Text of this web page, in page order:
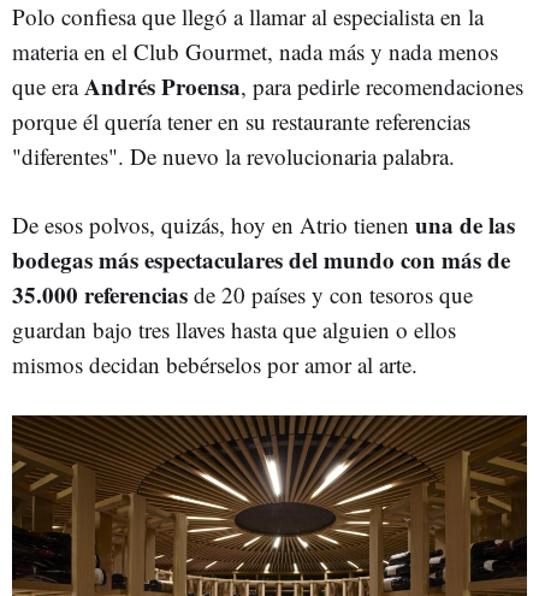
Polo confiesa que llegó a llamar al especialista en la
materia en el Club Gourmet, nada más y nada menos
que eraAndrés Proensa, para pedirle recomendaciones
porque él quería tener en su restaurante referencias
"diferentes". De nuevo la revolucionaria palabra.
De esos polvos, quizás, hoy en Atrio tienen una de las
bodegas más espectaculares del mundo con más de
35.000 referencias de 20 países y con tesoros que
guardan bajo tres llaves hasta que alguien o ellos
mismos decidan bebérselos por amor al arte.